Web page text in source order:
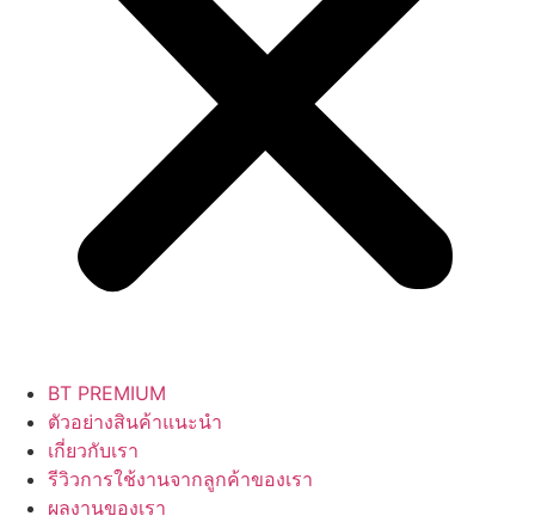
BT PREMIUM
ตัวอย่างสินค้าแนะนำ
เกี่ยวกับเรา
รีวิวการใช้งานจากลูกค้าของเรา
ผลงานของเรา